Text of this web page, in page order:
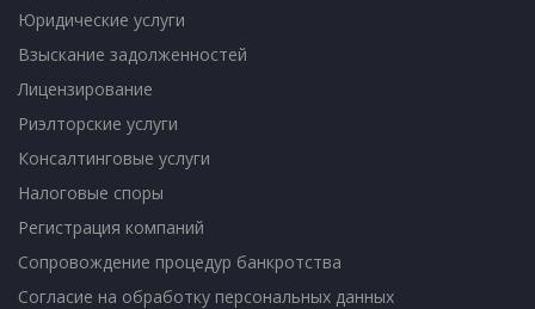
Юридические услуги
Взыскание задолженностей
Лицензирование
Риэлторские услуги
Консалтинговые услуги
Налоговые споры
Регистрация компаний
Сопровождение процедур банкротства
Согласие на обработку персональных данных